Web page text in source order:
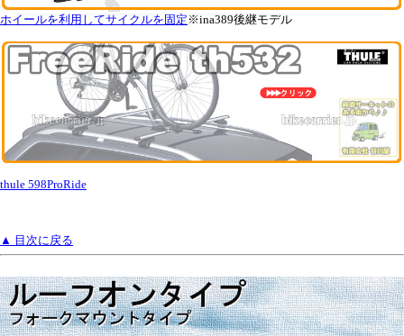
ホイールを利用してサイクルを固定 ※ina389後継モデル
thule 598ProRide
▲ 目次に戻る